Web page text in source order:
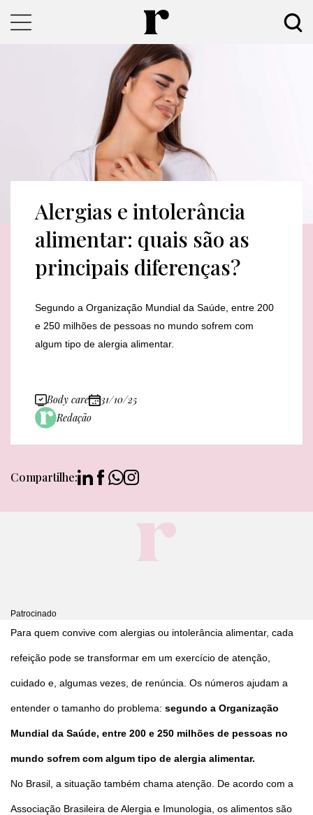
Alergias e intolerância
alimentar: quais são as
principais diferenças?
Segundo a Organização Mundial da Saúde, entre 200
e 250 milhões de pessoas no mundo sofrem com
algum tipo de alergia alimentar.
Body care
31/10/25
Redação
Compartilhe:
Patrocinado
Para quem convive com alergias ou intolerância alimentar, cada
refeição pode se transformar em um exercício de atenção,
cuidado e, algumas vezes, de renúncia. Os números ajudam a
entender o tamanho do problema: segundo a Organização
Mundial da Saúde, entre 200 e 250 milhões de pessoas no
mundo sofrem com algum tipo de alergia alimentar.
No Brasil, a situação também chama atenção. De acordo com a
Associação Brasileira de Alergia e Imunologia, os alimentos são